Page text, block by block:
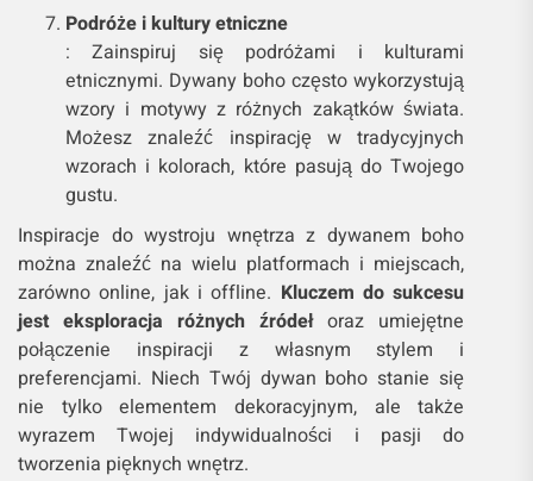
Podróże i kultury etniczne
: Zainspiruj się podróżami i kulturami
etnicznymi. Dywany boho często wykorzystują
wzory i motywy z różnych zakątków świata.
Możesz znaleźć inspirację w tradycyjnych
wzorach i kolorach, które pasują do Twojego
gustu.
Inspiracje do wystroju wnętrza z dywanem boho
można znaleźć na wielu platformach i miejscach,
zarówno online, jak i offline. Kluczem do sukcesu
jest eksploracja różnych źródełoraz umiejętne
połączenie inspiracji z własnym stylem i
preferencjami. Niech Twój dywan boho stanie się
nie tylko elementem dekoracyjnym, ale także
wyrazem Twojej indywidualności i pasji do
tworzenia pięknych wnętrz.